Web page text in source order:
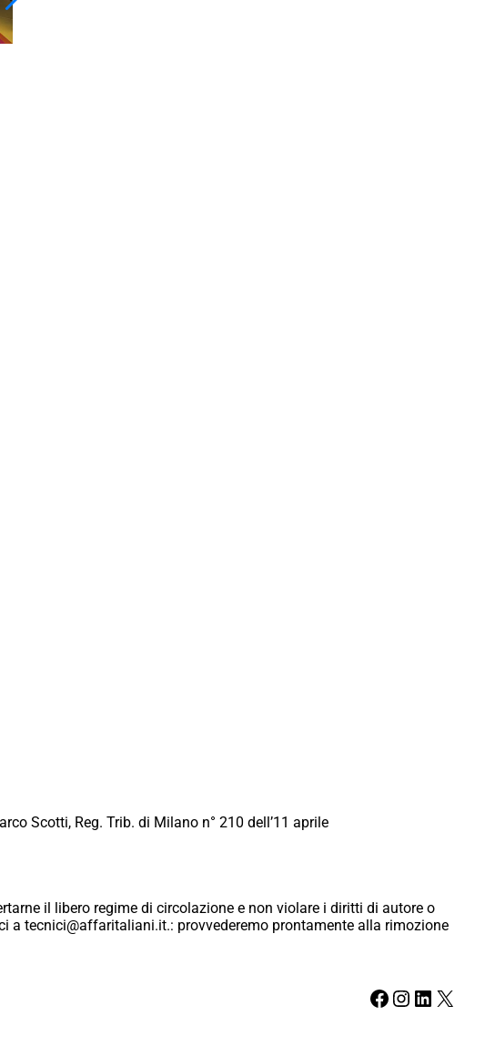
Scotti, Reg. Trib. di Milano n° 210 dell’11 aprile
il libero regime di circolazione e non violare i diritti di autore o
a tecnici@affaritaliani.it.: provvederemo prontamente alla rimozione
Facebook Instagram LinkedIn X